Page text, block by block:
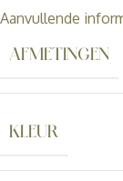
Aanvullende
AFMETINGEN
KLEUR